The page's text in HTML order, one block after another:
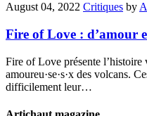
August 04, 2022 Critiques by
Fire of Love : d’amour
Fire of Love présente l’histoire
amoureu·se·s·x des volcans.
difficilement leur…